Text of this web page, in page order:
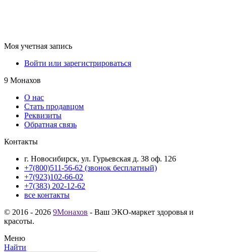
Моя учетная запись
Войти или зарегистрироваться
9 Монахов
О нас
Стать продавцом
Реквизиты
Обратная связь
Контакты
г. Новосибирск, ул. Гурьевская д. 38 оф. 126
+7(800)511-56-62 (звонок бесплатный)
+7(923)102-66-02
+7(383) 202-12-62
все контакты
© 2016 - 2026 9Монахов - Ваш ЭКО-маркет здоровья и
красоты.
Меню
Найти